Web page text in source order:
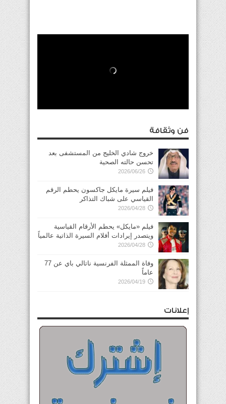
فن وثقافة
خروج شادي الخليج من المستشفى بعد
تحسن حالته الصحية
2026/06/26
فيلم سيرة مايكل جاكسون يحطم الرقم
القياسي على شباك التذاكر
2026/04/28
فيلم «مايكل» يحطم الأرقام القياسية
ويتصدر إيرادات أفلام السيرة الذاتية عالمياً
2026/04/28
وفاة الممثلة الفرنسية ناتالي باي عن 77
عاماً
2026/04/19
إعلانات